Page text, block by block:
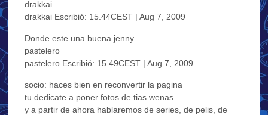
drakkai
drakkai Escribió: 15.44CEST | Aug 7, 2009
Donde este una buena jenny…
pastelero
pastelero Escribió: 15.49CEST | Aug 7, 2009
socio: haces bien en reconvertir la pagina
tu dedicate a poner fotos de tias wenas
y a partir de ahora hablaremos de series, de pelis, de